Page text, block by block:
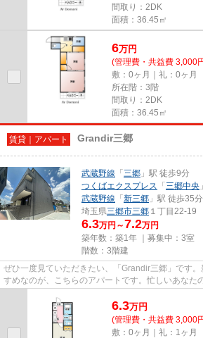
間取り：2DK
面積：36.45㎡
6万円
(管理費・共益費 3,000
敷：0ヶ月｜礼：0ヶ月
所在階：3階
間取り：2DK
面積：36.45㎡
賃貸｜アパート Grandir三郷
武蔵野線 「 三郷 」駅 徒歩9分
つくばエクスプレス 「 三郷中央
武蔵野線 「 新三郷 」駅 徒歩35分
埼玉県三郷市三郷 １丁目22-19
6.3万円～7.2万円
築年数：築1年 ｜募集中： 3室
階数：3階建
ぜひ一度見ていただきたい、「Grandir三郷」です
すめなのが、こちらのアパートです。忙しいあなた
6.3万円
(管理費・共益費 3,000
敷：0ヶ月｜礼：1ヶ月